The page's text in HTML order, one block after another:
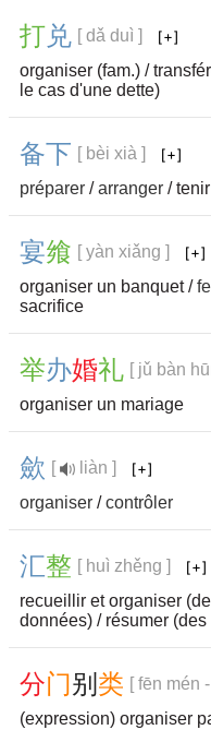
打兑 [ dǎ duì ]
organiser (fam.) /
le cas d'une dette)
备下 [ bèi xià ]
préparer /arranger /
宴飨 [ yàn xiǎng ]
organiser un banquet /
sacrifice
举办婚礼 [ jǔ bàn
organiser un mariage
歛 [
liàn ]
organiser /contrôler
汇整 [ huì zhěng ]
recueillir et organiser
données) / résumer
分门别 类 [ fēn mén
(expression) organiser